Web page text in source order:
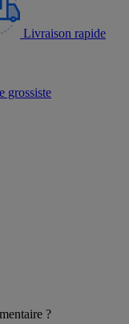
Livraison rapide
grossiste
?